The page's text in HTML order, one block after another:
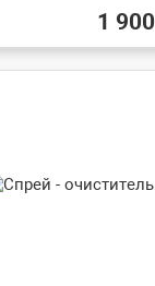
1 900